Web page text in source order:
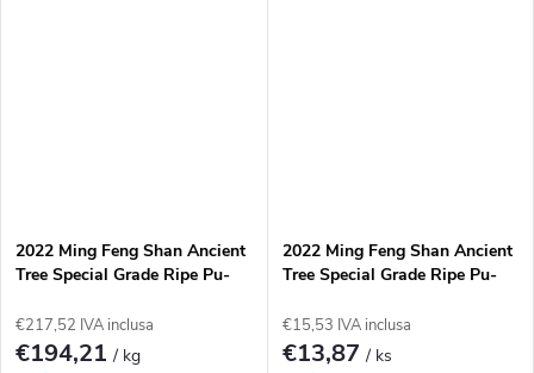
2022 Ming Feng Shan Ancient
Tree Special Grade Ripe Pu-
€217,52 IVA inclusa
€194,21/ kg
2022 Ming Feng Shan Ancient
Tree Special Grade Ripe Pu-
€15,53 IVA inclusa
€13,87/ ks